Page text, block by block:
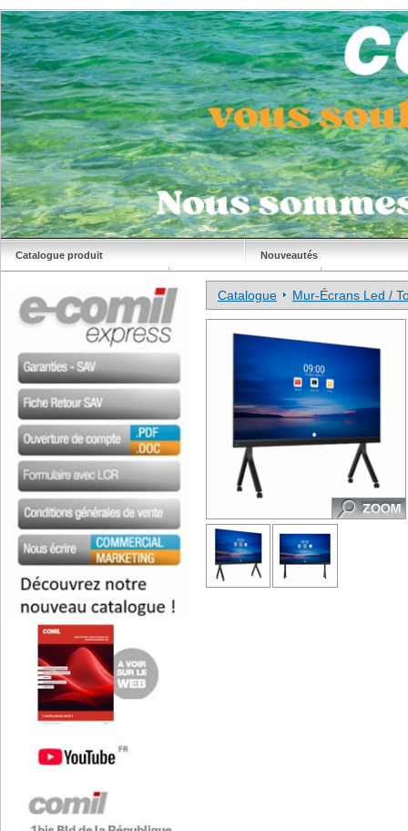
Catalogue produit Nouveautés
Site Comil
Catalogue Mur-Écrans Led /